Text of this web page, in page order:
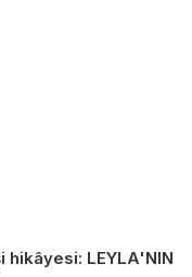
LEYLA'NIN